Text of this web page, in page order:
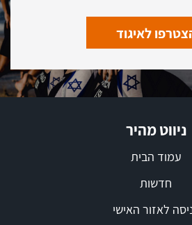
לאיגוד
ניווט מהיר
עמוד הבית
חדשות
לאזור האישי